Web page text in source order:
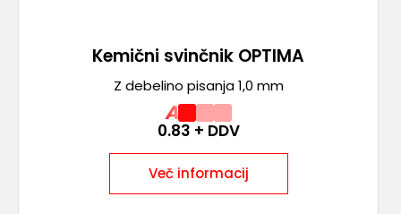
Kemični svinčnik OPTIMA
Z debelino pisanja 1,0 mm
A
0.83 + DDV
Več informacij